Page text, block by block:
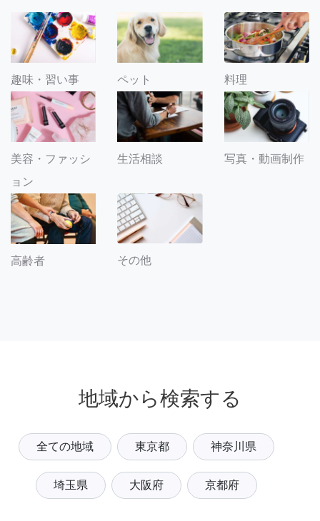
趣味・習い事 ペット 料理
美容・ファッシ
ョン
生活相談 写真・動画制作
高齢者 その他
地域から検索する
全ての地域 東京都 神奈川県
埼玉県 大阪府 京都府